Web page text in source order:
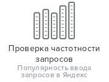
Проверка частотности
запросов
Популярность ввода
запросов в Яндекс